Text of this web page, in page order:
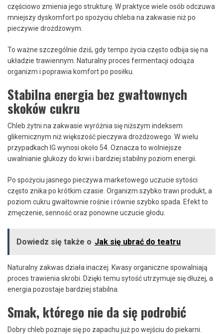
częściowo zmienia jego strukturę. W praktyce wiele osób odczuwa
mniejszy dyskomfort po spożyciu chleba na zakwasie niż po
pieczywie drożdżowym.
To ważne szczególnie dziś, gdy tempo życia często odbija się na
układzie trawiennym. Naturalny proces fermentacji odciąża
organizm i poprawia komfort po posiłku.
Stabilna energia bez gwałtownych
skoków cukru
Chleb żytni na zakwasie wyróżnia się niższym indeksem
glikemicznym niż większość pieczywa drożdżowego. W wielu
przypadkach IG wynosi około 54. Oznacza to wolniejsze
uwalnianie glukozy do krwi i bardziej stabilny poziom energii.
Po spożyciu jasnego pieczywa marketowego uczucie sytości
często znika po krótkim czasie. Organizm szybko trawi produkt, a
poziom cukru gwałtownie rośnie i równie szybko spada. Efekt to
zmęczenie, senność oraz ponowne uczucie głodu.
Dowiedz się także o Jak się ubrać do teatru
Naturalny zakwas działa inaczej. Kwasy organiczne spowalniają
proces trawienia skrobi. Dzięki temu sytość utrzymuje się dłużej, a
energia pozostaje bardziej stabilna.
Smak, którego nie da się podrobić
Dobry chleb poznaje się po zapachu już po wejściu do piekarni.